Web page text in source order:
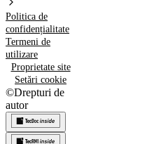
Politica de
confidențialitate
Termeni de
utilizare
Proprietate site
Setări cookie
©Drepturi de
autor